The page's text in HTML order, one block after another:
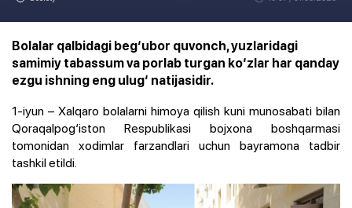
Bolalar qalbidagi beg‘ubor quvonch, yuzlaridagi
samimiy tabassum va porlab turgan ko‘zlar har qanday
ezgu ishning eng ulug‘ natijasidir.
1-iyun – Xalqaro bolalarni himoya qilish kuni munosabati bilan
Qoraqalpog‘iston Respublikasi bojxona boshqarmasi
tomonidan xodimlar farzandlari uchun bayramona tadbir
tashkil etildi.